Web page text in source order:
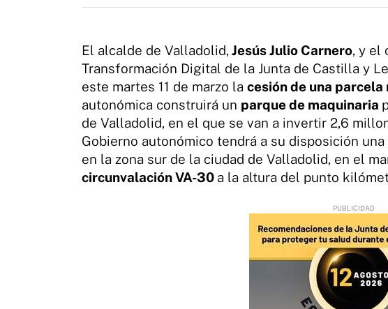
El alcalde de Valladolid, Jesús Julio Carnero, y el
Transformación Digital de la Junta de Castilla y
este martes 11 de marzo la cesión de una
autonómica construirá un parque de maquinaria
de Valladolid, en el que se van a invertir 2,6
Gobierno autonómico tendrá a su disposición
en la zona sur de la ciudad de Valladolid, en el
circunvalación VA-30 a la altura del punto